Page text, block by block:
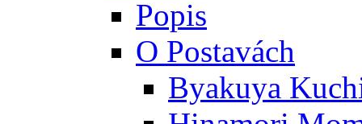
Popis
O Postavách
Byakuya